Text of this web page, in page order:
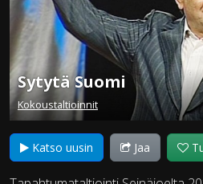
Sytytä Suomi
Kokoustaltioinnit
Katso uusin Jaa